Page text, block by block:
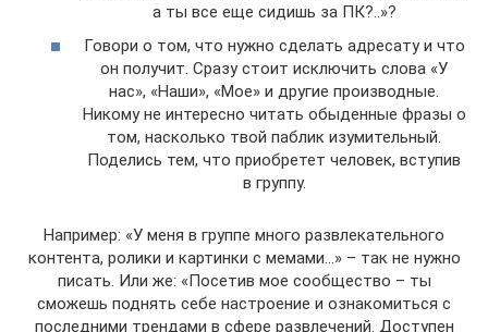
а ты все еще сидишь за ПК?..»?
Говори о том, что нужно сделать адресату и что
он получит. Сразу стоит исключить слова «У
нас», «Наши», «Мое» и другие производные.
Никому не интересно читать обыденные фразы о
том, насколько твой паблик изумительный.
Поделись тем, что приобретет человек, вступив
в группу.
Например: «У меня в группе много развлекательного
контента, ролики и картинки с мемами…» – так не нужно
писать. Или же: «Посетив мое сообщество – ты
сможешь поднять себе настроение и ознакомиться с
последними трендами в сфере развлечений. Доступен